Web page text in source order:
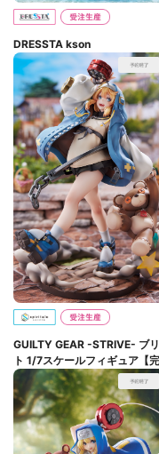
DRESSTA kson
GUILTY GEAR -STRIVE- ブ
ト 1/7スケールフィギュア【
注生産】